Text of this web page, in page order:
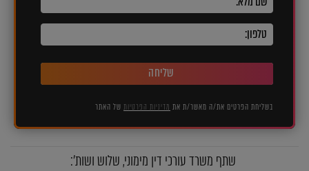
שליחה
בשליחת הפרטים את/ה מאשר/ת את מדיניות הפרטיות של האתר
שתף משרד עורכי דין מימוני, שלוש ושות':